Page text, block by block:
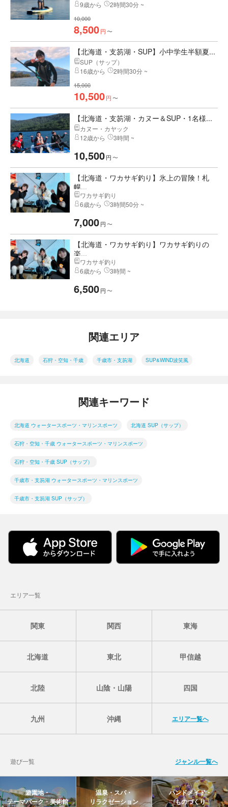
9歳から 2時間30分 ~
10,000
8,500円 〜
【北海道・支笏湖・SUP】小中学生半額夏...
SUP（サップ）
16歳から
2時間30分 ~
15,000
10,500円 〜
【北海道・支笏湖・カヌー＆SUP・1名様...
カヌー・カヤック
12歳から
3時間 ~
10,500円 〜
【北海道・ワカサギ釣り】氷上の冒険！札
幌...
ワカサギ釣り
6歳から
3時間50分 ~
7,000円 〜
【北海道・ワカサギ釣り】ワカサギ釣りの
楽...
ワカサギ釣り
6歳から
3時間 ~
6,500円 〜
関連エリア
北海道 石狩・空知・千歳 千歳市・支笏湖 SUP&WIND波笑風
関連キーワード
北海道 ウォータースポーツ・マリンスポーツ 北海道 SUP（サップ）
石狩・空知・千歳 ウォータースポーツ・マリンスポーツ
石狩・空知・千歳 SUP（サップ）
千歳市・支笏湖 ウォータースポーツ・マリンスポーツ
千歳市・支笏湖 SUP（サップ）
エリア一覧
関東 関西 東海
北海道 東北 甲信越
北陸 山陰・山陽 四国
九州 沖縄 エリア一覧へ
遊び一覧 ジャンル一覧へ
遊園地・
テーマパーク・美術館
温泉・スパ・
リラクゼーション
ハンドメイド・
ものづくり